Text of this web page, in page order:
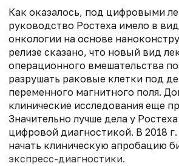
Как оказалось, под цифровыми
руководство Ростеха имело в
онкологии на основе
релизе сказано, что новый вид
операционного вмешательства
разрушать раковые клетки под
переменного магнитного поля.
клинические исследования еще
Значительно лучше дела у
цифровой диагностикой. В 2018 г.
начать клиническую апробацию
экспресс-диагностики.